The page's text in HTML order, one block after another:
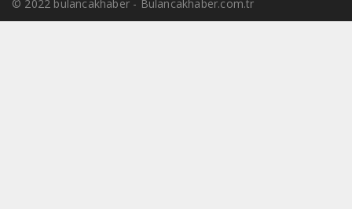
© 2022 bulancakhaber - Bulancakhaber.com.tr